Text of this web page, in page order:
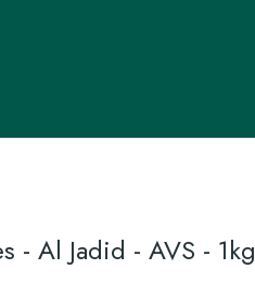
- Al Jadid - AVS - 1kg